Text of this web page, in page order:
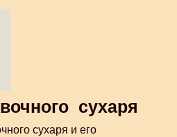
сухаря
сухаря и его